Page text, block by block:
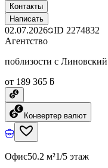
Контакты
Написать
02.07.2026 ID 2274832
Агентство
поблизости с Линовский
от 189 365 ƃ
Конвертер валют
Офис50.2 м²1/5 этаж